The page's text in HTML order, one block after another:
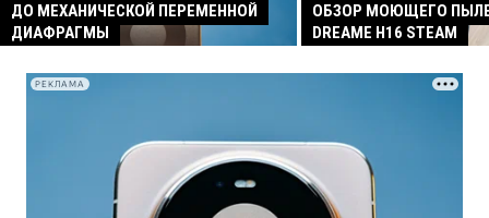
ДО МЕХАНИЧЕСКОЙ ПЕРЕМЕННОЙ
ДИАФРАГМЫ
ОБЗОР МОЮЩЕГО
DREAME H16 STEAM
РЕКЛАМА